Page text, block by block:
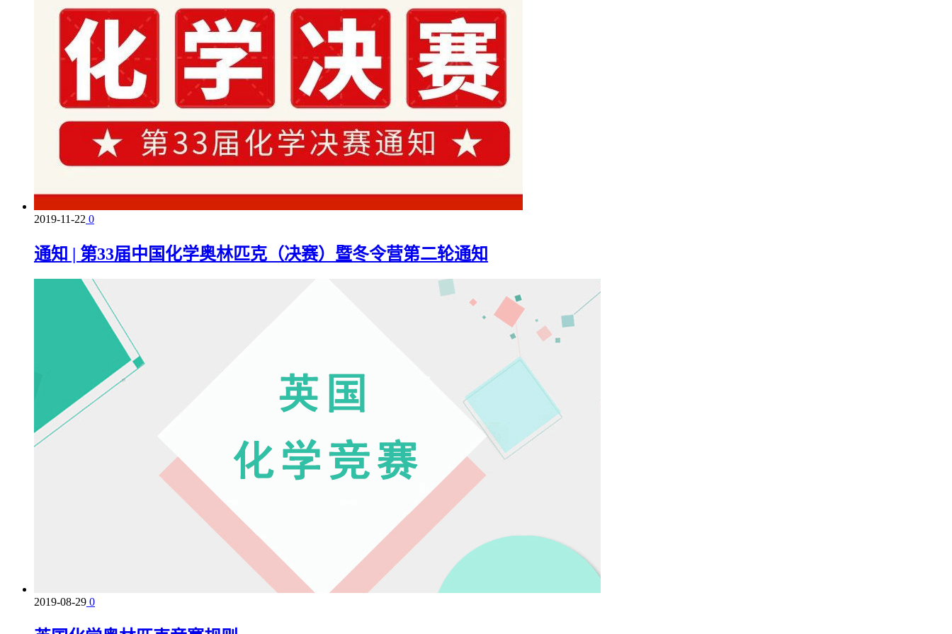
2019-11-22 0
通知 | 第33届中国化学奥林匹克（决赛）暨冬令营第二轮通知
2019-08-29 0